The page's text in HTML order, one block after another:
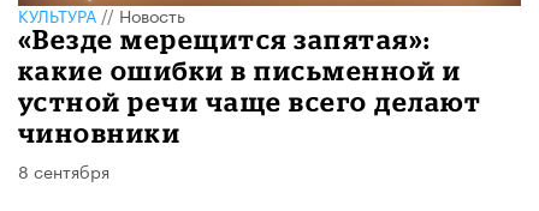
КУЛЬТУРА//Новость
«Везде мерещится запятая»:
какие ошибки в письменной и
устной речи чаще всего делают
чиновники
8 сентября